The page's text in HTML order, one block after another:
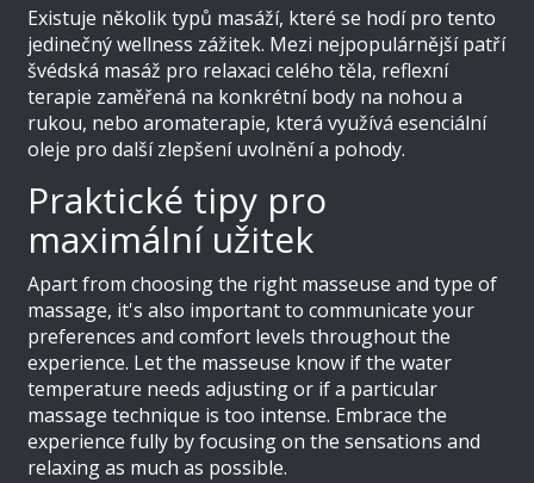
Existuje několik typů masáží, které se hodí pro tento
jedinečný wellness zážitek. Mezi nejpopulárnější patří
švédská masáž pro relaxaci celého těla, reflexní
terapie zaměřená na konkrétní body na nohou a
rukou, nebo aromaterapie, která využívá esenciální
oleje pro další zlepšení uvolnění a pohody.
Praktické tipy pro
maximální užitek
Apart from choosing the right masseuse and type of
massage, it's also important to communicate your
preferences and comfort levels throughout the
experience. Let the masseuse know if the water
temperature needs adjusting or if a particular
massage technique is too intense. Embrace the
experience fully by focusing on the sensations and
relaxing as much as possible.